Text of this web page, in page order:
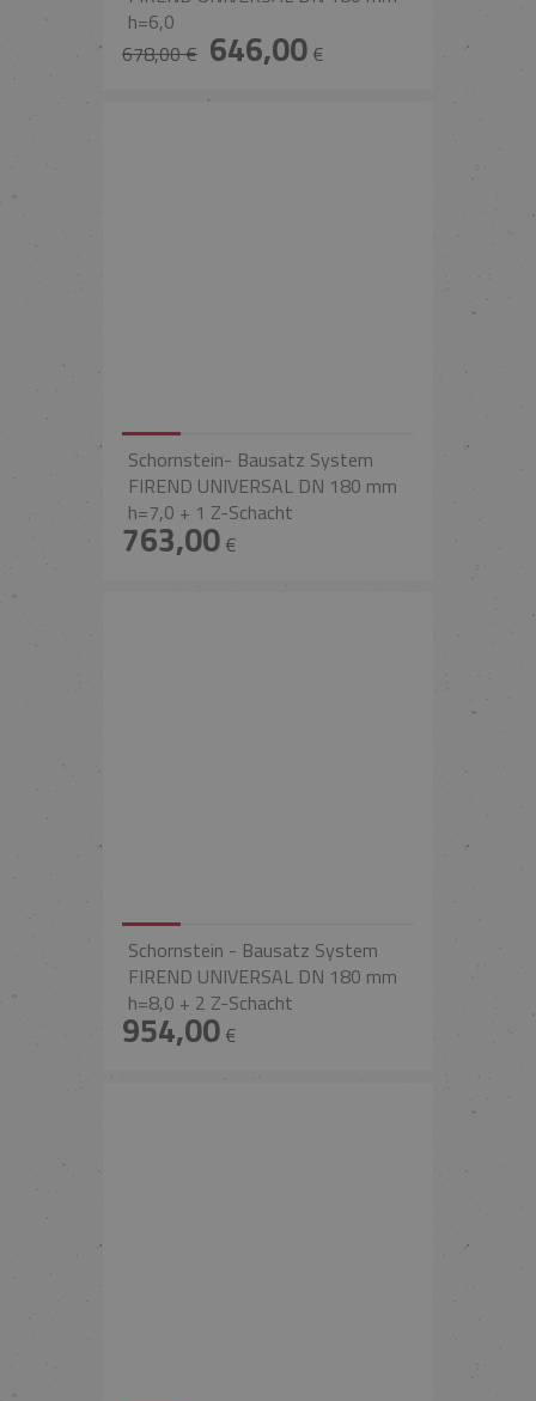
h=6,0
678,00 € 646,00€
Schornstein- Bausatz System
FIREND UNIVERSAL DN 180 mm
h=7,0 + 1 Z-Schacht
763,00€
Schornstein - Bausatz System
FIREND UNIVERSAL DN 180 mm
h=8,0 + 2 Z-Schacht
954,00€